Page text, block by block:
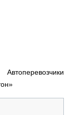
Автоперевозчики